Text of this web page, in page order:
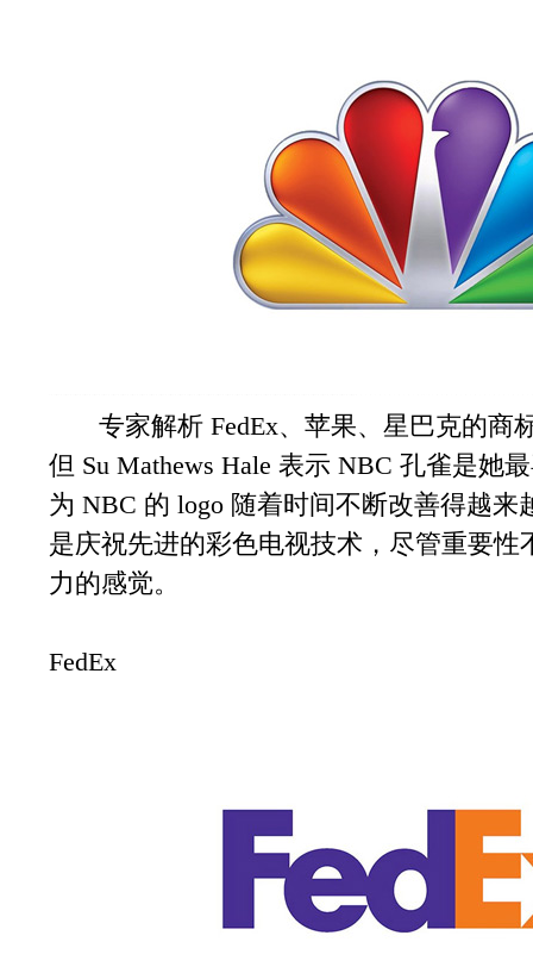
专家解析 FedEx、苹果、星巴克的商
但 Su Mathews Hale 表示 NBC 孔雀是她
为 NBC 的 logo 随着时间不断改善得越
是庆祝先进的彩色电视技术，尽管重要
力的感觉。
FedEx